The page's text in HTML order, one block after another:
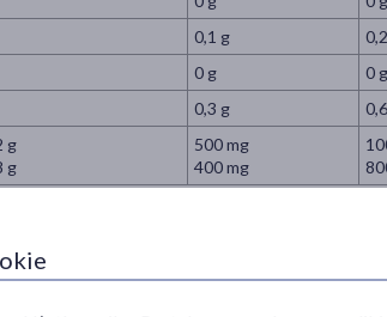
0,1 g
0 g
0 g
0,3 g
g
g
500 mg
400 mg